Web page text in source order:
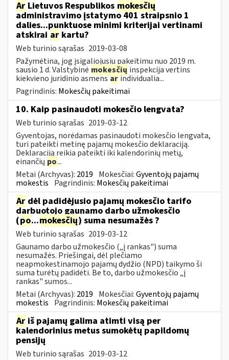
Ar Lietuvos Respublikos mokesčių
administravimo įstatymo 401 straipsnio 1
dalies...punktuose minimi kriterijai vertinami
atskirai ar kartu?
Web turinio sąrašas 2019-03-08
Pažymėtina, jog įsigaliojusiu pakeitimu nuo 2019 m.
sausio 1 d. Valstybinė mokesčių inspekcija vertins
kiekvieno juridinio asmensarindividualia...
Pagrindinis: Mokesčių pakeitimai
10. Kaip pasinaudoti mokesčio lengvata?
Web turinio sąrašas 2019-03-12
Gyventojas, norėdamas pasinaudoti mokesčio lengvata,
turi pateikti metinę pajamų mokesčio deklaraciją.
Deklaraciją reikia pateikti iki kalendorinių metų,
einančių po...
Metai (Archyvas): 2019 Mokesčiai:Gyventojų pajamų
mokestis Pagrindinis: Mokesčių pakeitimai
Ar dėl padidėjusio pajamų mokesčio tarifo
darbuotojo gaunamo darbo užmokesčio
(po...mokesčių) suma nesumažės ?
Web turinio sąrašas 2019-03-12
Gaunamo darbo užmokesčio („į rankas") suma
nesumažės. Priešingai, dėl plečiamo
neapmokestinamojo pajamų dydžio (NPD) taikymo ši
suma turėtų padidėti. Be to, darbo užmokesčio „į
rankas" sumos...
Metai (Archyvas): 2019 Mokesčiai:Gyventojų pajamų
mokestis Pagrindinis: Mokesčių pakeitimai
Ar iš pajamų galima atimti visą per
kalendorinius metus sumokėtų papildomų
pensijų
Web turinio sąrašas 2019-03-12